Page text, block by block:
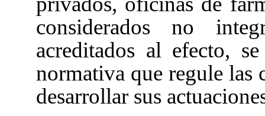
considerados no
acreditados al efecto,
normativa que regule las
desarrollar sus